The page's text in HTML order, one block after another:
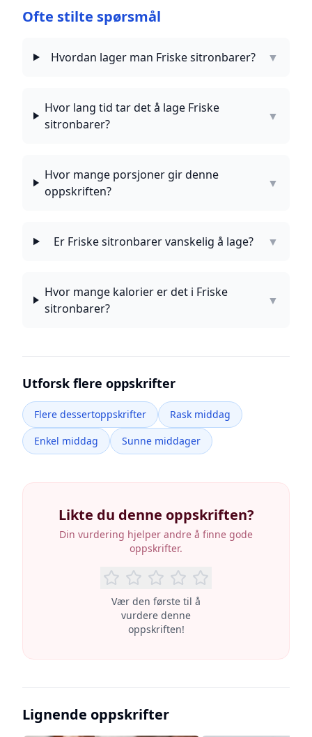
Ofte stilte spørsmål
Hvordan lager man Friske sitronbarer? ▼
Hvor lang tid tar det å lage Friske
sitronbarer?
▼
Hvor mange porsjoner gir denne
oppskriften?
▼
Er Friske sitronbarer vanskelig å lage? ▼
Hvor mange kalorier er det i Friske
sitronbarer?
▼
Utforsk flere oppskrifter
Flere dessertoppskrifter
Rask middag
Enkel middag
Sunne middager
Likte du denne oppskriften?
Din vurdering hjelper andre å finne gode
oppskrifter.
Vær den første til å
vurdere denne
oppskriften!
Lignende oppskrifter